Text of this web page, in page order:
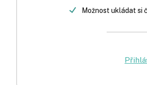
Možnost ukládat si